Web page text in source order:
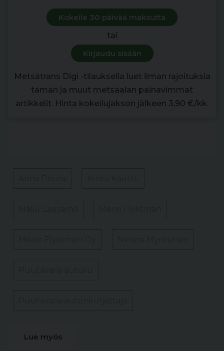
Kokeile 30 päivää maksutta
tai
Kirjaudu sisään
Metsätrans Digi -tilauksella luet ilman rajoituksia
tämän ja muut metsäalan painavimmat
artikkelit. Hinta kokeilujakson jälkeen 3,90 €/kk.
Lue myös